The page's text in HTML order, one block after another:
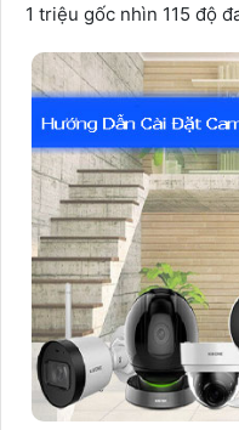
1 triệu gốc nhìn 115 độ